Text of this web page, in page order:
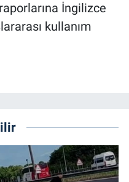
İngilizce
kullanım